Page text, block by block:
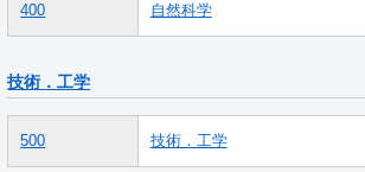
400 自然科学
技術．工学
500 技術．工学